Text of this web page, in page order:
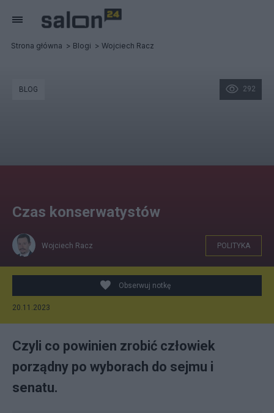
Strona główna Blogi Wojciech Racz
292
BLOG
Czas konserwatystów
Wojciech Racz POLITYKA
Obserwuj notkę
20.11.2023
Czyli co powinien zrobić człowiek
porządny po wyborach do sejmu i
senatu.